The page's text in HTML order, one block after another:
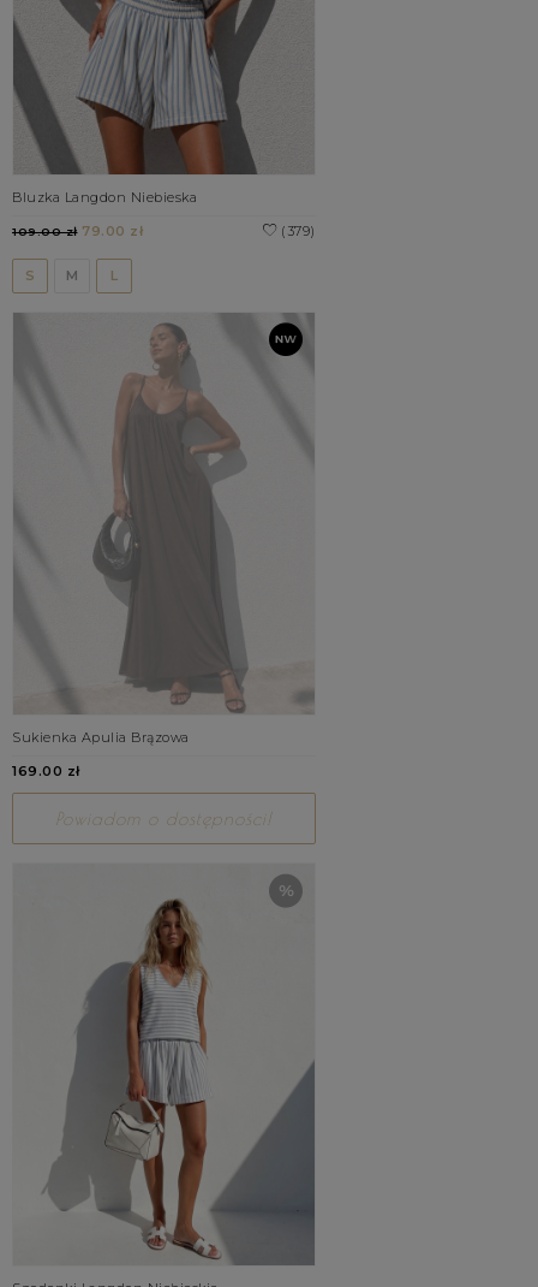
Bluzka Langdon Niebieska
(379)
109.00 zł79.00 zł
S M L
Sukienka Apulia Brązowa
169.00 zł
Powiadom o dostępności!